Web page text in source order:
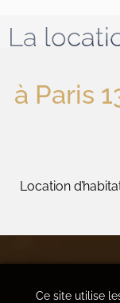
La
à Paris
Location
Ce site utilise